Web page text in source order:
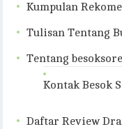
Kumpulan
Tulisan Tentang
Tentang
Kontak Besok
Daftar Review